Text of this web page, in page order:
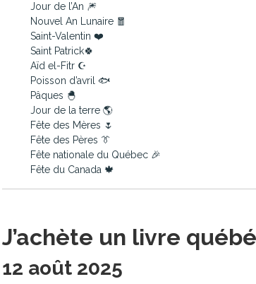
Jour de l’An 🎆
Nouvel An Lunaire 🧧
Saint-Valentin ❤️
Saint Patrick🍀
Aïd el-Fitr ☪️
Poisson d’avril 🐟
Pâques 🐣
Jour de la terre 🌎
Fête des Mères 🌷
Fête des Pères 👔
Fête nationale du Québec 🎉
Fête du Canada 🍁
J’achète un livre
12 août 2025